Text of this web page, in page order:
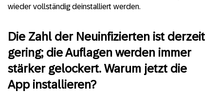
wieder vollständig deinstalliert werden.
Die Zahl der Neuinfizierten ist derzeit
gering; die Auflagen werden immer
stärker gelockert. Warum jetzt die
App installieren?